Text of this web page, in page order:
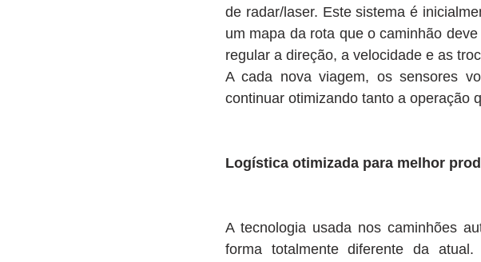
de radar/laser. Este sistema é
um mapa da rota que o caminhão
regular a direção, a velocidade e as
A cada nova viagem, os sensores
continuar otimizando tanto a operação
Logística otimizada para melhor
A tecnologia usada nos caminhões
forma totalmente diferente da